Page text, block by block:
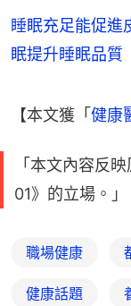
睡眠充足能促進
眠提升睡眠品質
【本文獲「健康
「本文內容反
01》的立場。」
職場健康
健康話題